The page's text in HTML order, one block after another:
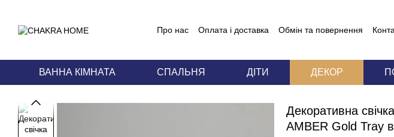
Про нас Оплата і доставка Обмін та повернення
ВАННА КІМНАТА СПАЛЬНЯ ДІТИ ДЕКОР
Декоративна
AMBER Gold Tray